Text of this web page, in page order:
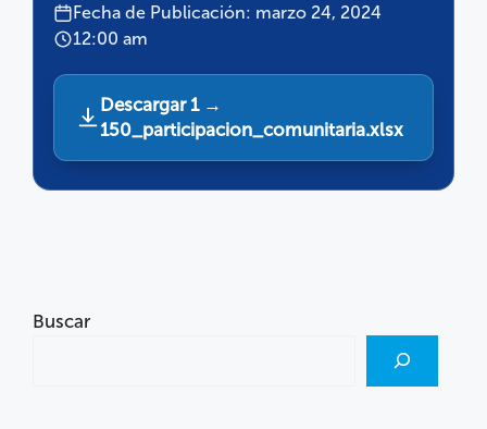
Fecha de Publicación: marzo 24, 2024
12:00 am
Descargar 1 →
150_participacion_comunitaria.xlsx
Buscar